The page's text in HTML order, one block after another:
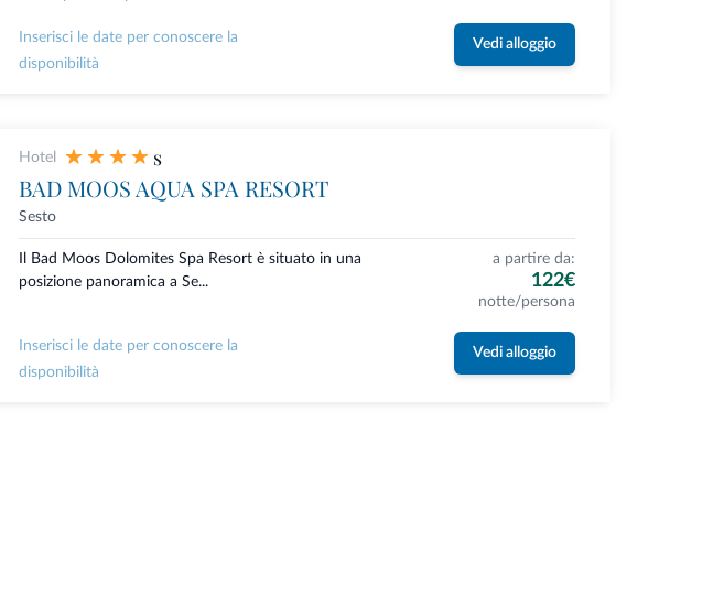
Inserisci le date per conoscere la
disponibilità
Vedi alloggio
Hotel s
BAD MOOS AQUA SPA RESORT
Sesto
Il Bad Moos Dolomites Spa Resort è situato in una
posizione panoramica a Se...
a partire da:
122€
notte/persona
Inserisci le date per conoscere la
disponibilità
Vedi alloggio